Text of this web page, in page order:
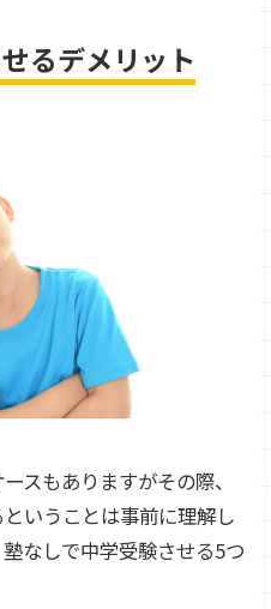
るデメリット
スもありますがその際、
いうことは事前に理解し
なしで中学受験させる5つ